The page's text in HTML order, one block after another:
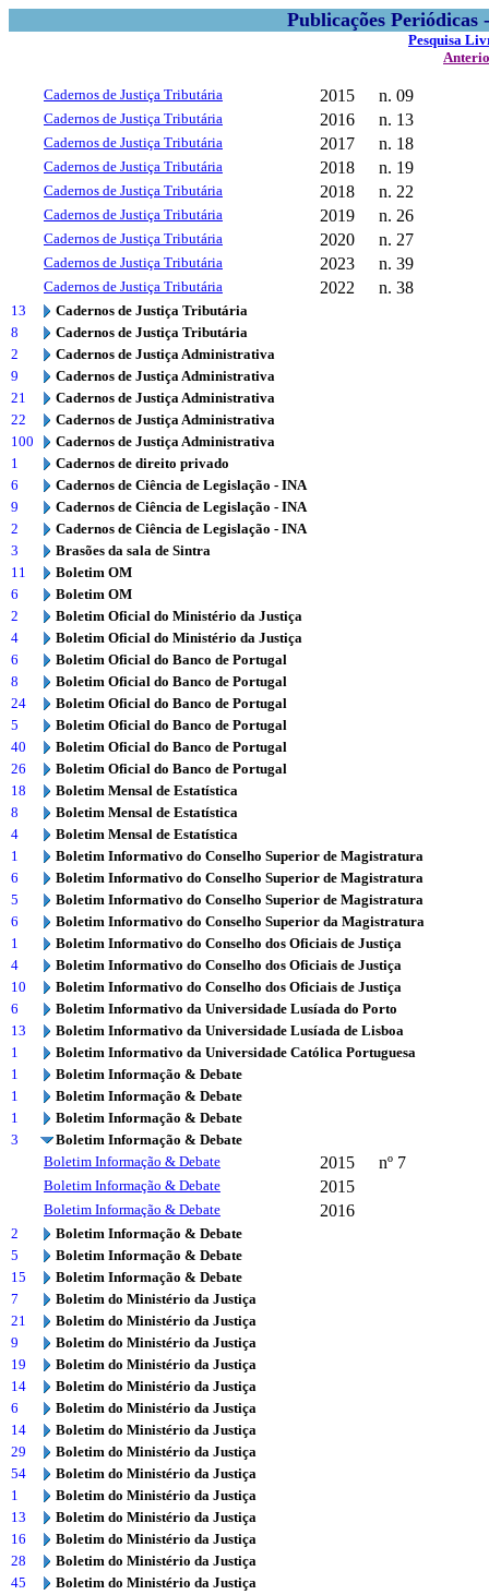
Publicações
Pesquisa
Cadernos de Justiça Tributária 2015 n. 09
Cadernos de Justiça Tributária 2016 n. 13
Cadernos de Justiça Tributária 2017 n. 18
Cadernos de Justiça Tributária 2018 n. 19
Cadernos de Justiça Tributária 2018 n. 22
Cadernos de Justiça Tributária 2019 n. 26
Cadernos de Justiça Tributária 2020 n. 27
Cadernos de Justiça Tributária 2023 n. 39
Cadernos de Justiça Tributária 2022 n. 38
13
Cadernos de Justiça Tributária
8
Cadernos de Justiça Tributária
2
Cadernos de Justiça Administrativa
9
Cadernos de Justiça Administrativa
21
Cadernos de Justiça Administrativa
22
Cadernos de Justiça Administrativa
100
Cadernos de Justiça Administrativa
1
Cadernos de direito privado
6
Cadernos de Ciência de Legislação - INA
9
Cadernos de Ciência de Legislação - INA
2
Cadernos de Ciência de Legislação - INA
3
Brasões da sala de Sintra
11
Boletim OM
6
Boletim OM
2
Boletim Oficial do Ministério da Justiça
4
Boletim Oficial do Ministério da Justiça
6
Boletim Oficial do Banco de Portugal
8
Boletim Oficial do Banco de Portugal
24
Boletim Oficial do Banco de Portugal
5
Boletim Oficial do Banco de Portugal
40
Boletim Oficial do Banco de Portugal
26
Boletim Oficial do Banco de Portugal
18
Boletim Mensal de Estatística
8
Boletim Mensal de Estatística
4
Boletim Mensal de Estatística
1
Boletim Informativo do Conselho Superior de Magistratura
6
Boletim Informativo do Conselho Superior de Magistratura
5
Boletim Informativo do Conselho Superior de Magistratura
6
Boletim Informativo do Conselho Superior da Magistratura
1
Boletim Informativo do Conselho dos Oficiais de Justiça
4
Boletim Informativo do Conselho dos Oficiais de Justiça
10
Boletim Informativo do Conselho dos Oficiais de Justiça
6
Boletim Informativo da Universidade Lusíada do Porto
13
Boletim Informativo da Universidade Lusíada de Lisboa
1
Boletim Informativo da Universidade Católica Portuguesa
1
Boletim Informação & Debate
1
Boletim Informação & Debate
1
Boletim Informação & Debate
3
Boletim Informação & Debate
Boletim Informação & Debate
2015 nº 7
Boletim Informação & Debate 2015
Boletim Informação & Debate 2016
2
Boletim Informação & Debate
5
Boletim Informação & Debate
15
Boletim Informação & Debate
7
Boletim do Ministério da Justiça
21
Boletim do Ministério da Justiça
9
Boletim do Ministério da Justiça
19
Boletim do Ministério da Justiça
14
Boletim do Ministério da Justiça
6
Boletim do Ministério da Justiça
14
Boletim do Ministério da Justiça
29
Boletim do Ministério da Justiça
54
Boletim do Ministério da Justiça
1
Boletim do Ministério da Justiça
13
Boletim do Ministério da Justiça
16
Boletim do Ministério da Justiça
28
Boletim do Ministério da Justiça
45
Boletim do Ministério da Justiça